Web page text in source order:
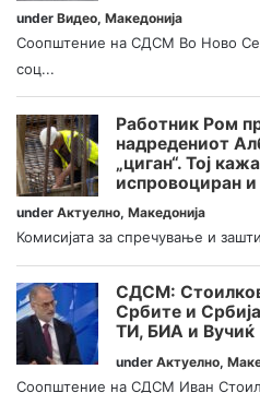
under Видео, Македонија
Соопштение на СДСМ Во Ново
соц...
Работник Ром
надредениот
„циган“. Тој
испровоциран
under Актуелно, Македонија
Комисијата за спречување и
СДСМ:
Србите и
ТИ, БИА и Вучиќ
under Актуелно,
Соопштение на СДСМ Иван